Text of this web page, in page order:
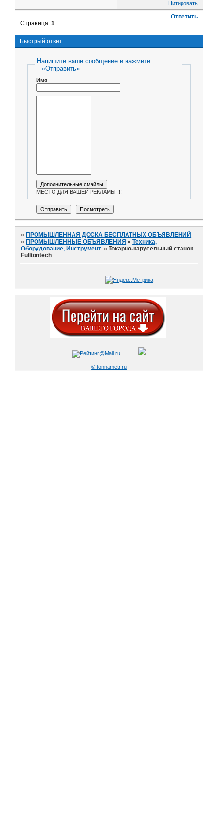
Цитировать
Ответить
Страница:1
Быстрый ответ
Напишите ваше сообщение и нажмите
«Отправить»
Имя
МЕСТО ДЛЯ ВАШЕЙ РЕКЛАМЫ !!!
»ПРОМЫШЛЕННАЯ ДОСКА БЕСПЛАТНЫХ ОБЪЯВЛЕНИЙ
»ПРОМЫШЛЕННЫЕ ОБЪЯВЛЕНИЯ »Техника,
Оборудование, Инструмент. »Токарно-карусельный станок
Fulltontech
© tonnametr.ru